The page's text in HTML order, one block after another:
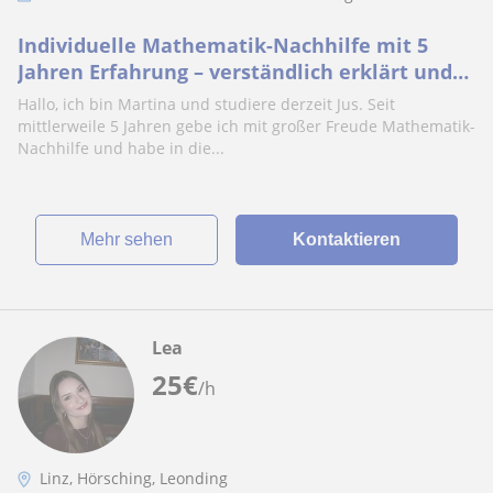
Individuelle Mathematik-Nachhilfe mit 5
Jahren Erfahrung – verständlich erklärt und
nachhaltig zum Lernerfolg
Hallo, ich bin Martina und studiere derzeit Jus. Seit
mittlerweile 5 Jahren gebe ich mit großer Freude Mathematik-
Nachhilfe und habe in die...
Mehr sehen Kontaktieren
25€/h
Lea
Linz, Hörsching, Leonding